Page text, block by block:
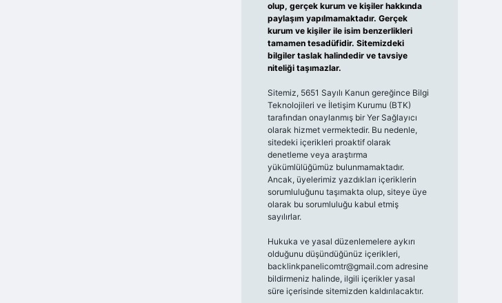
olup, gerçek kurum ve kişiler hakkında
paylaşım yapılmamaktadır. Gerçek
kurum ve kişiler ile isim benzerlikleri
tamamen tesadüfidir. Sitemizdeki
bilgiler taslak halindedir ve tavsiye
niteliği taşımazlar.
Sitemiz, 5651 Sayılı Kanun gereğince Bilgi
Teknolojileri ve İletişim Kurumu (BTK)
tarafından onaylanmış bir Yer Sağlayıcı
olarak hizmet vermektedir. Bu nedenle,
sitedeki içerikleri proaktif olarak
denetleme veya araştırma
yükümlülüğümüz bulunmamaktadır.
Ancak, üyelerimiz yazdıkları içeriklerin
sorumluluğunu taşımakta olup, siteye üye
olarak bu sorumluluğu kabul etmiş
sayılırlar.
Hukuka ve yasal düzenlemelere aykırı
olduğunu düşündüğünüz içerikleri,
backlinkpanelicomtr@gmail.com adresine
bildirmeniz halinde, ilgili içerikler yasal
süre içerisinde sitemizden kaldırılacaktır.